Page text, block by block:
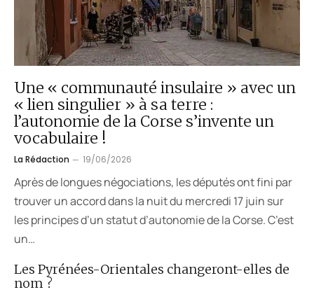
Les Pyrénées-Orientales changeront-elles de
nom ?
Une « communauté insulaire » avec un
« lien singulier » à sa terre :
l’autonomie de la Corse s’invente un
vocabulaire !
La Rédaction 19/06/2026
Après de longues négociations, les députés ont fini par
trouver un accord dans la nuit du mercredi 17 juin sur
les principes d’un statut d’autonomie de la Corse. C’est
un…